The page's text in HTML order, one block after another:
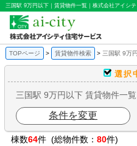
三国駅 9万円以下｜賃貸物件一覧｜株式会社アイシ
TOPページ 賃貸物件検索 三国駅 9万
選択
三国駅 9万円以下 賃貸物件一覧
条件を変更
棟数64件 (総物件数： 80件)